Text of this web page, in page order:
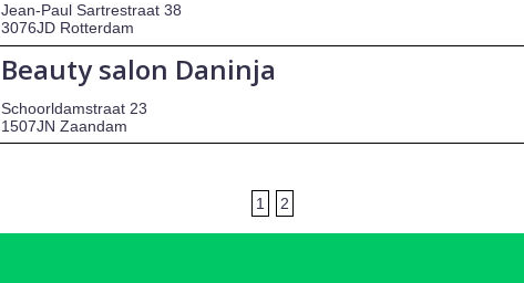
Jean-Paul Sartrestraat 38
3076JD Rotterdam
Beauty salon Daninja
Schoorldamstraat 23
1507JN Zaandam
1 2